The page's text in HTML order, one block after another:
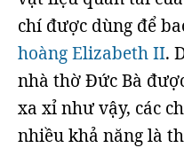
chí được dùng để
hoàng Elizabeth II.
nhà thờ Đức Bà
xa xỉ như vậy, các
nhiều khả năng là